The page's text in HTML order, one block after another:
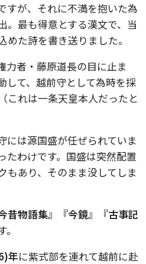
すが、それに不満を抱いた為
。最も得意とする漢文で、当
た詩を書き送りました。
力者・藤原道長の目に止ま
して、越前守として為時を採
これは一条天皇本人だったと
には源国盛が任ぜられていま
たわけです。国盛は突然配置
もあり、そのまま没してしま
今昔物語集』『今鏡』『古事記
年に紫式部を連れて越前に赴